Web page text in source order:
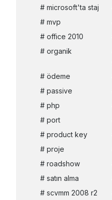
microsoft'ta staj
mvp
office 2010
organik
ödeme
passive
php
port
product key
proje
roadshow
satın alma
scvmm 2008 r2